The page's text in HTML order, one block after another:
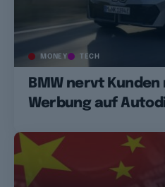
MONEY TECH
BMW nervt
Werbung auf